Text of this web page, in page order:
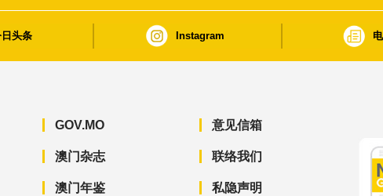
头条 Instagram
GOV.MO
澳门杂志
澳门年鉴
意见信箱
联络我们
私隐声明